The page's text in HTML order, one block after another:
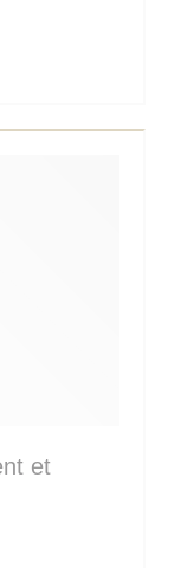
et